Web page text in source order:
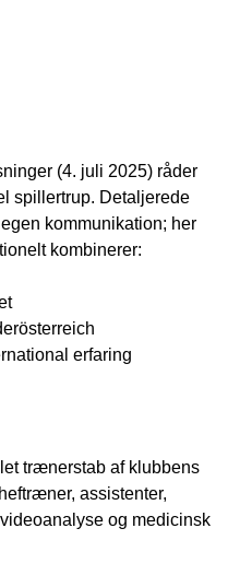
(4. juli 2025) råder
spillertrup. Detaljerede
kommunikation; her
kombinerer:
erfaring
trænerstab af klubbens
assistenter,
og medicinsk